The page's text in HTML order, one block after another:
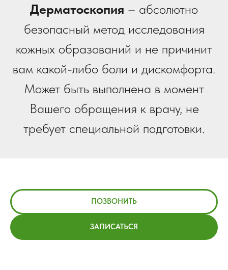
Дерматоскопия – абсолютно
безопасный метод исследования
кожных образований и не причинит
вам какой-либо боли и дискомфорта.
Может быть выполнена в момент
Вашего обращения к врачу, не
требует специальной подготовки.
ПОЗВОНИТЬ
ЗАПИСАТЬСЯ